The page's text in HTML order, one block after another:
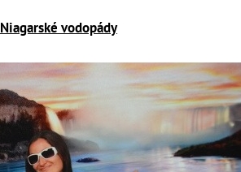
Niagarské vodopády